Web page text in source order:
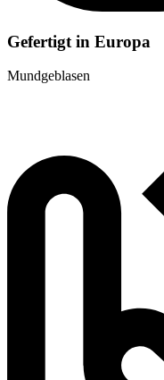
Gefertigt in Europa
Mundgeblasen